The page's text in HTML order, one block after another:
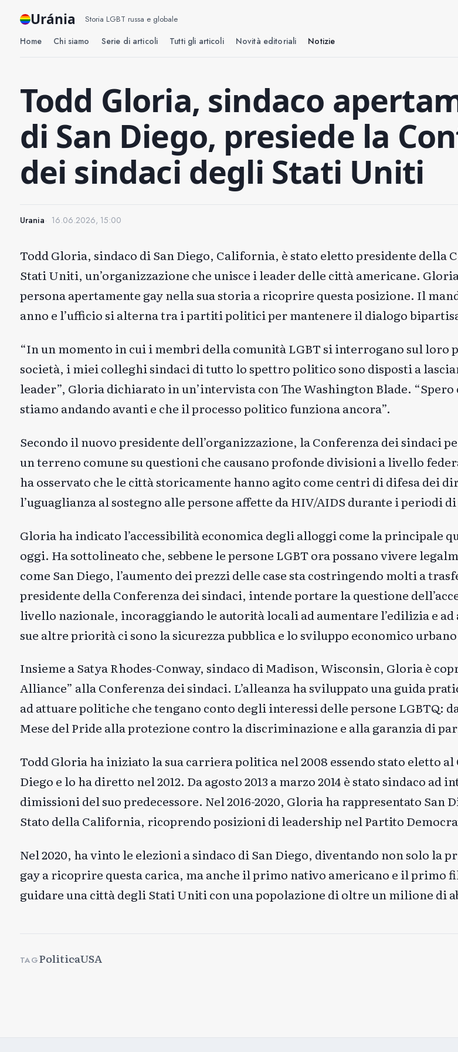
Uránia Storia LGBT russa e globale
Home Chi siamo Serie di articoli Tutti gli articoli Novità editoriali Notizie
Todd Gloria, sindaco
di San Diego, presiede la
dei sindaci degli Stati Uniti
Urania 16.06.2026, 15:00
Todd Gloria, sindaco di San Diego, California, è stato eletto presidente della
Stati Uniti, un’organizzazione che unisce i leader delle città americane.
persona apertamente gay nella sua storia a ricoprire questa posizione. Il
anno e l’ufficio si alterna tra i partiti politici per mantenere il dialogo
“In un momento in cui i membri della comunità LGBT si interrogano sul loro
società, i miei colleghi sindaci di tutto lo spettro politico sono disposti a
leader”, Gloriadichiarato in un’intervista con The Washington Blade.
stiamo andando avanti e che il processo politico funziona ancora”.
Secondo il nuovo presidente dell’organizzazione, la Conferenza dei sindaci
un terreno comune su questioni che causano profonde divisioni a livello
ha osservato che le città storicamente hanno agito come centri di difesa dei
l’uguaglianza al sostegno alle persone affette da HIV/AIDS durante i periodi
Gloria ha indicato l’accessibilità economica degli alloggi come la principale
oggi. Ha sottolineato che, sebbene le persone LGBT ora possano vivere
come San Diego, l’aumento dei prezzi delle case sta costringendo molti a
presidente della Conferenza dei sindaci, intende portare la questione
livello nazionale, incoraggiando le autorità locali ad aumentare l’edilizia e ad
sue altre priorità ci sono la sicurezza pubblica e lo sviluppo economico
Insieme a Satya Rhodes-Conway, sindaco di Madison, Wisconsin, Gloria è
Alliance” alla Conferenza dei sindaci. L’alleanza ha sviluppato una guida
ad attuare politiche che tengano conto degli interessi delle persone LGBTQ:
Mese del Pride alla protezione contro la discriminazione e alla garanzia di
Todd Gloria ha iniziato la sua carriera politica nel 2008 essendo stato eletto
Diego e lo ha diretto nel 2012. Da agosto 2013 a marzo 2014 è stato sindaco ad
dimissioni del suo predecessore. Nel 2016-2020, Gloria ha rappresentato San
Stato della California, ricoprendo posizioni di leadership nel Partito
Nel 2020, ha vinto le elezioni a sindaco di San Diego, diventando non solo la
gay a ricoprire questa carica, ma anche il primo nativo americano e il primo
guidare una città degli Stati Uniti con una popolazione di oltre un milione di
TAGPoliticaUSA